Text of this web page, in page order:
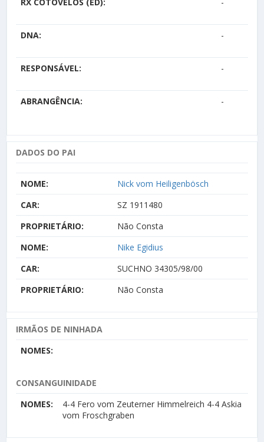
DNA: -
RESPONSÁVEL: -
ABRANGÊNCIA: -
DADOS DO PAI
NOME:
Nick vom Heiligenbösch
CAR:
SZ 1911480
PROPRIETÁRIO:
Não Consta
NOME:
Nike Egidius
CAR:
SUCHNO 34305/98/00
PROPRIETÁRIO:
Não Consta
IRMÃOS DE NINHADA
NOMES:
CONSANGUINIDADE
NOMES:
4-4 Fero vom Zeuterner Himmelreich 4-4 Askia
vom Froschgraben